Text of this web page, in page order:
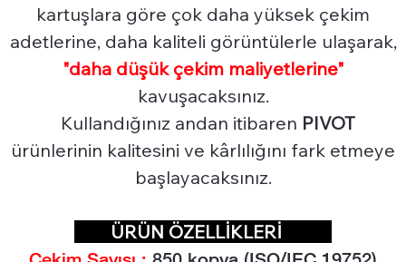
kartuşlara göre çok daha yüksek çekim
adetlerine, daha kaliteli görüntülerle ulaşarak,
"daha düşük çekim maliyetlerine"
kavuşacaksınız.
Kullandığınız andan itibaren PIVOT
ürünlerinin kalitesini ve kârlılığını fark etmeye
başlayacaksınız.
ÜRÜN ÖZELLİKLERİ